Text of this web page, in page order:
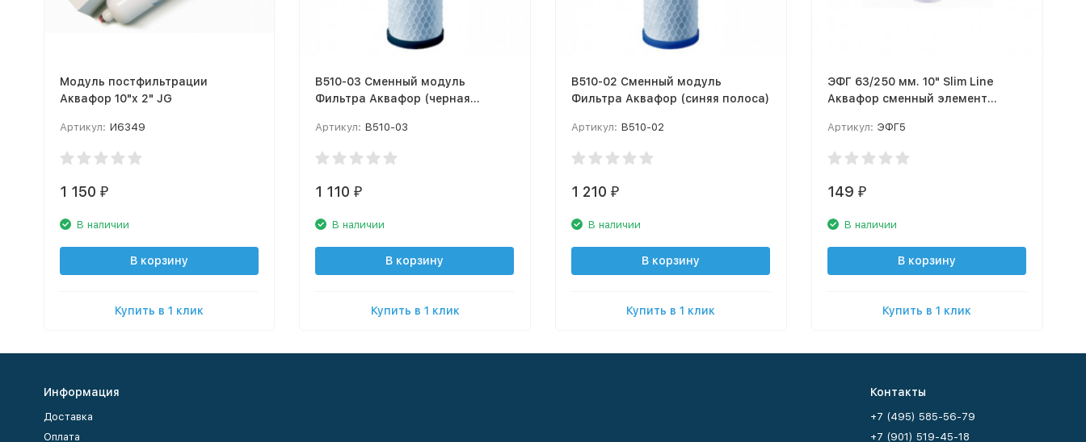
Модуль постфильтрации
Аквафор 10"x 2" JG
Артикул: И6349
1 150 ₽
В наличии
В корзину
Купить в 1 клик
В510-03 Сменный модуль
Фильтра Аквафор (черная
Артикул: В510-03
1 110 ₽
В наличии
В корзину
Купить в 1 клик
В510-02 Сменный модуль
Фильтра Аквафор (синяя полоса)
Артикул: В510-02
1 210 ₽
В наличии
В корзину
Купить в 1 клик
ЭФГ 63/250 мм. 10" Slim Line
Аквафор сменный элемент
воды
Артикул: ЭФГ5
149 ₽
В наличии
В корзину
Купить в 1 клик
Информация
Доставка
Оплата
Контакты
+7 (495) 585-56-79
+7 (901) 519-45-18